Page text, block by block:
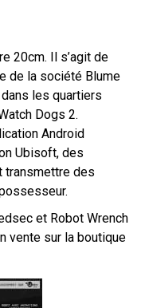
20cm. Il s’agit de
de la société Blume
les quartiers
Dogs 2.
Android
Ubisoft, des
transmettre des
et Robot Wrench
vente sur la boutique